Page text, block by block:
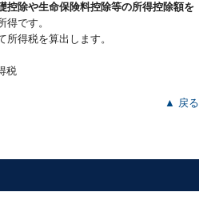
控除や生命保険料控除等の所得控除額を
得です。
得税を算出します。
▲ 戻る